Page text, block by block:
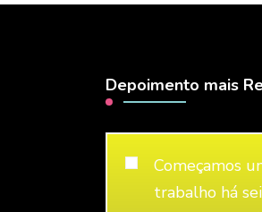
Depoimento mais
Começamos
trabalho há